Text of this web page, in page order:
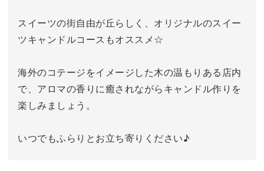
スイーツの街自由が丘らしく、オリジナルのスイー
ツキャンドルコースもオススメ☆
海外のコテージをイメージした木の温もりある店内
で、アロマの香りに癒されながらキャンドル作りを
楽しみましょう。
いつでもふらりとお立ち寄りください♪